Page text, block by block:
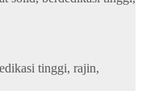
tinggi, rajin,